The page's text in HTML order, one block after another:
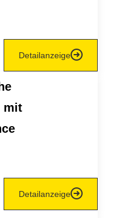
Detailanzeige
mit
Detailanzeige